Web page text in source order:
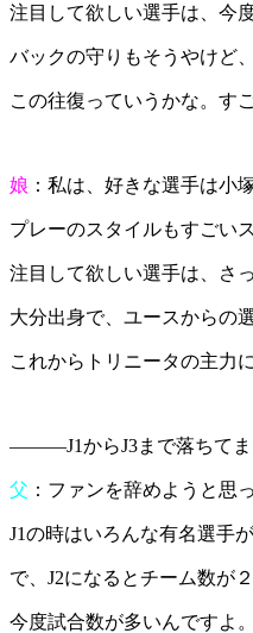
注目して欲しい選手は、今
バックの守りもそうやけど
この往復っていうかな。す
娘 ：私は、好きな選手は小
プレーのスタイルもすごい
注目して欲しい選手は、さ
大分出身で、ユースからの
これからトリニータの主力
―――J1からJ3まで落ちてま
父 ：ファンを辞めようと思
J1の時はいろんな有名選手
で、J2になるとチーム数が
今度試合数が多いんですよ